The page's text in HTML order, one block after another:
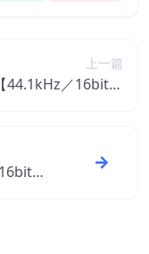
上一篇
／16bit】
】